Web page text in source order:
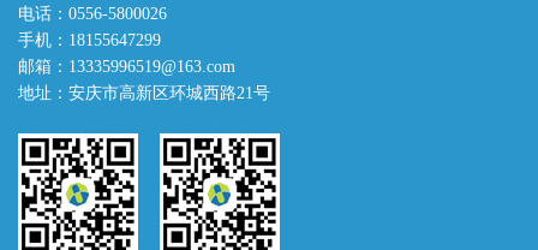
电话：0556-5800026
手机：18155647299
邮箱：13335996519@163.com
地址：安庆市高新区环城西路21号